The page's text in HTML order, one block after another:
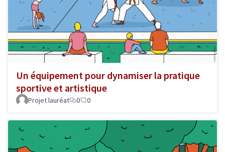
Un équipement pour dynamiser la pratique
sportive et artistique
Projet lauréat 0 0